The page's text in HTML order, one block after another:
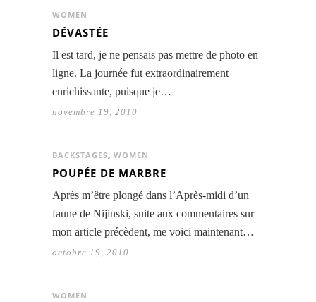
WOMEN
DÉVASTÉE
Il est tard, je ne pensais pas mettre de photo en
ligne. La journée fut extraordinairement
enrichissante, puisque je…
novembre 19, 2010
BACKSTAGES, WOMEN
POUPÉE DE MARBRE
Après m’être plongé dans l’Après-midi d’un
faune de Nijinski, suite aux commentaires sur
mon article précèdent, me voici maintenant…
octobre 19, 2010
WOMEN